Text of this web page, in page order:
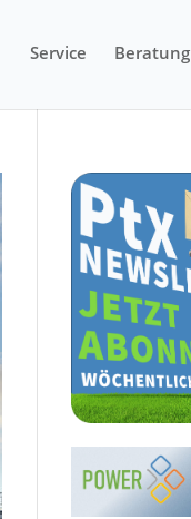
Service Beratung